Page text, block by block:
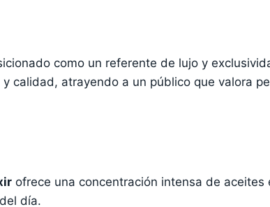
como un referente de lujo y
calidad, atrayendo a un público que valora
ofrece una concentración intensa de aceites
día.